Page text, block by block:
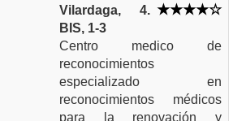
Vilardaga, 4.
BIS, 1-3
Centro medico de
reconocimientos
especializado en
reconocimientos médicos
para la renovación y